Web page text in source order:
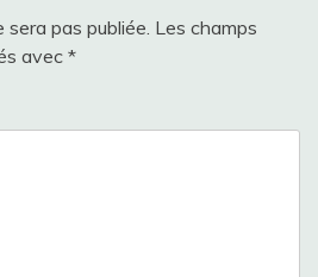
pas publiée. Les champs
avec *